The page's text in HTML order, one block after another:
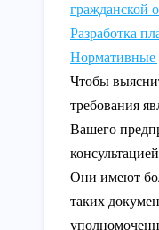
гражданской
Разработка
Нормативные
Чтобы
требования
Вашего
Они имеют
таких